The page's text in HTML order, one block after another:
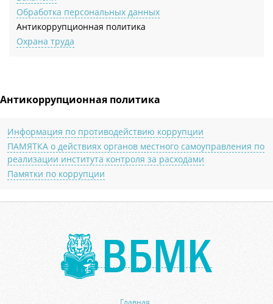
Обработка персональных данных
Антикоррупционная политика
Охрана труда
Антикоррупционная политика
Информация по противодействию коррупции
ПАМЯТКА о действиях органов местного самоуправления по
реализации института контроля за расходами
Памятки по коррупции
Главная